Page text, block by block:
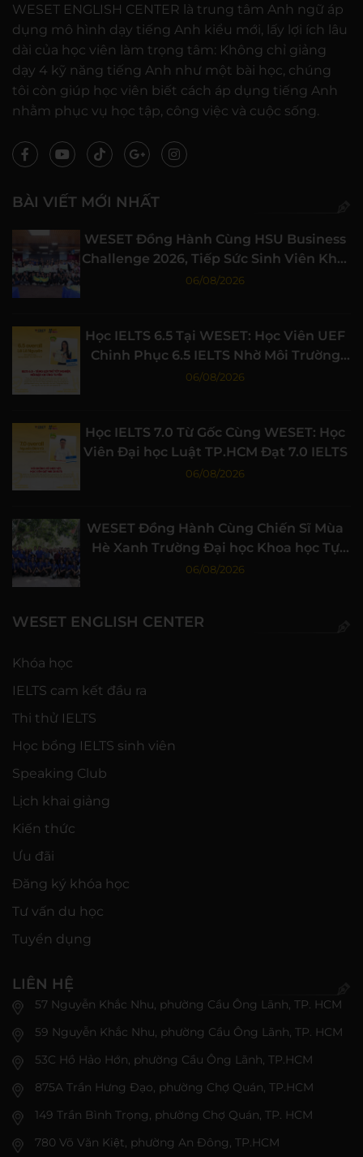
WESET ENGLISH CENTER là trung tâm Anh ngữ áp
dụng mô hình dạy tiếng Anh kiểu mới, lấy lợi ích lâu
dài của học viên làm trọng tâm: Không chỉ giảng
dạy 4 kỹ năng tiếng Anh như một bài học, chúng
tôi còn giúp học viên biết cách áp dụng tiếng Anh
nhằm phục vụ học tập, công việc và cuộc sống.
BÀI VIẾT MỚI NHẤT
WESET Đồng Hành Cùng HSU Business
Challenge 2026, Tiếp Sức Sinh Viên Khởi
Nghiệp
06/08/2026
Học IELTS 6.5 Tại WESET: Học Viên UEF
Chinh Phục 6.5 IELTS Nhờ Môi Trường
Học Tập Chất Lượng
06/08/2026
Học IELTS 7.0 Từ Gốc Cùng WESET: Học
Viên Đại học Luật TP.HCM Đạt 7.0 IELTS
06/08/2026
WESET Đồng Hành Cùng Chiến Sĩ Mùa
Hè Xanh Trường Đại học Khoa học Tự
nhiên, ĐHQG-HCM
06/08/2026
WESET ENGLISH CENTER
Khóa học
IELTS cam kết đầu ra
Thi thử IELTS
Học bổng IELTS sinh viên
Speaking Club
Lịch khai giảng
Kiến thức
Ưu đãi
Đăng ký khóa học
Tư vấn du học
Tuyển dụng
LIÊN HỆ
57 Nguyễn Khắc Nhu, phường Cầu Ông Lãnh, TP. HCM
59 Nguyễn Khắc Nhu, phường Cầu Ông Lãnh, TP. HCM
53C Hồ Hảo Hớn, phường Cầu Ông Lãnh, TP.HCM
875A Trần Hưng Đạo, phường Chợ Quán, TP.HCM
149 Trần Bình Trọng, phường Chợ Quán, TP. HCM
780 Võ Văn Kiệt, phường An Đông, TP.HCM